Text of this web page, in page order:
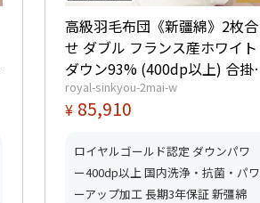
高級羽毛布団《新疆綿》2枚合
せ ダブル フランス産ホワイト
ダウン93% (400dp以上) 合掛
1.2kg、薄掛0.55kg 【5つ星ロイ
ヤルゴールド取得】【グッドふ
royal-sinkyou-2mai-w
¥ 85,910
ロイヤルゴールド認定 ダウンパワ
ー400dp以上 国内洗浄・抗菌・パワ
ーアップ加工 長期3年保証 新彊綿